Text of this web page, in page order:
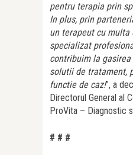
pentru terapia prin
In plus, prin
un terapeut cu multa
specializat
contribuim la
solutii de tratament,
functie de caz!”, a
Directorul General al
ProVita – Diagnostic
# # #